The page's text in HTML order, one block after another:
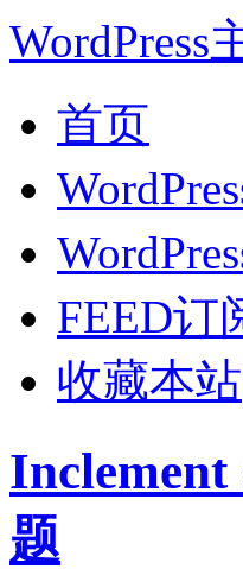
WordPress
首页
FEED订
收藏本站
Inclement
题